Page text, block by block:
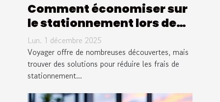
Comment économiser sur
le stationnement lors de
vos voyages ?
Lun. 1 décembre 2025
Voyager offre de nombreuses découvertes, mais
trouver des solutions pour réduire les frais de
stationnement...